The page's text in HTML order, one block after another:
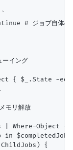
# ジョブ自体の起
イング
{ $_.State -eq
モリ解放
| Where-Object
in
{